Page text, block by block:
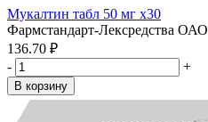
Мукалтин табл 50 мг x30
Фармстандарт-Лексредства ОАО
136.70 ₽
-
+
В корзину